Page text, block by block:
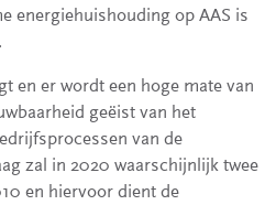
energiehuishouding op AAS is
en er wordt een hoge mate van
geëist van het
van de
zal in 2020 waarschijnlijk twee
en hiervoor dient de